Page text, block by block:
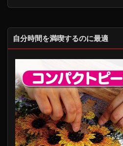
自分時間を満喫するのに最適